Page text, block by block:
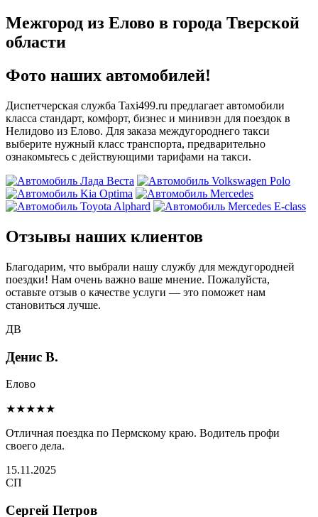
Межгород из Елово в города Тверской
области
Фото наших автомобилей!
Диспетчерская служба Taxi499.ru предлагает автомобили
класса стандарт, комфорт, бизнес и минивэн для поездок в
Нелидово из Елово. Для заказа междугороднего такси
выберите нужный класс транспорта, предварительно
ознакомьтесь с действующими тарифами на такси.
Отзывы наших клиентов
Благодарим, что выбрали нашу службу для междугородней
поездки! Нам очень важно ваше мнение. Пожалуйста,
оставьте отзыв о качестве услуги — это поможет нам
становиться лучше.
ДВ
Денис В.
Елово
★★★★★
Отличная поездка по Пермскому краю. Водитель профи
своего дела.
15.11.2025
СП
Сергей Петров